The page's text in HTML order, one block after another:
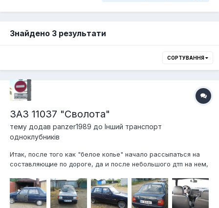
Знайдено 3 результати
СОРТУВАННЯ
ЗАЗ 11037 "Сволота"
тему додав panzer1989 до Інший транспорт
одноклубників
Итак, после того как "белое копье" начало рассыпаться на
составляющие по дороге, да и после небольшого дтп на нем,
ино даже рассматривал ввиду их больших денег на их
содержание (имхо), искал отчественную машину на сумму
400-800$, все основном п...